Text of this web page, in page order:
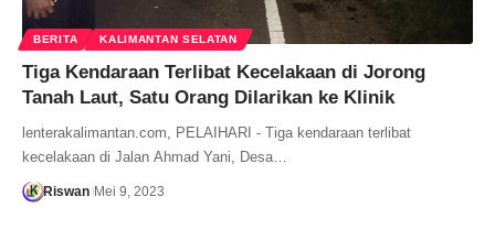
BERITA KALIMANTAN SELATAN
Tiga Kendaraan Terlibat Kecelakaan di Jorong
Tanah Laut, Satu Orang Dilarikan ke Klinik
lenterakalimantan.com, PELAIHARI - Tiga kendaraan terlibat
kecelakaan di Jalan Ahmad Yani, Desa…
Riswan Mei 9, 2023